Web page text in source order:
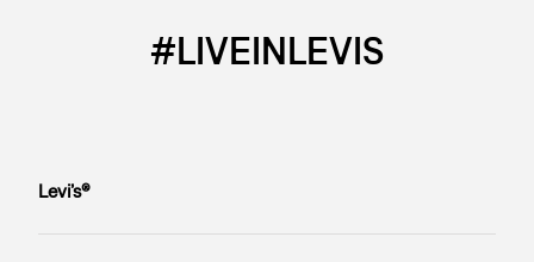
#LIVEINLEVIS
Levi’s®